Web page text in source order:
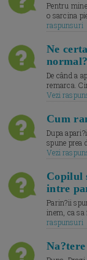
Pentru
o sarcina
raspunsuri
Ne
normal?
De când a
remarca.
Vezi
Cum
Dupa
spune prea
Vezi
Copilul
intre
Parin?ii
inem, ca sa
raspunsuri